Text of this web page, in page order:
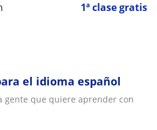
1ª clase gratis
el idioma español
gente que quiere aprender con